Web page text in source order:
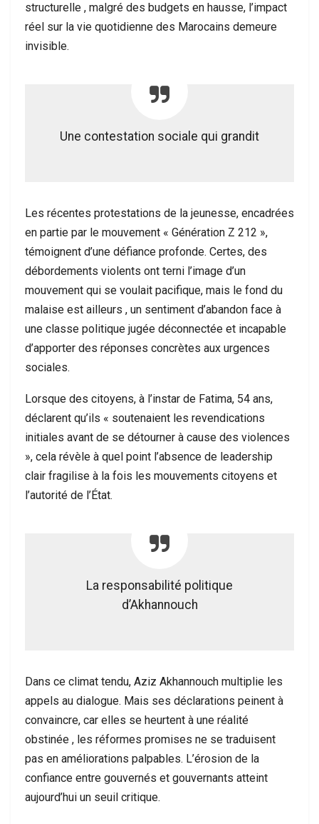
structurelle , malgré des budgets en hausse, l’impact
réel sur la vie quotidienne des Marocains demeure
invisible.
Une contestation sociale qui grandit
Les récentes protestations de la jeunesse, encadrées
en partie par le mouvement « Génération Z 212 »,
témoignent d’une défiance profonde. Certes, des
débordements violents ont terni l’image d’un
mouvement qui se voulait pacifique, mais le fond du
malaise est ailleurs , un sentiment d’abandon face à
une classe politique jugée déconnectée et incapable
d’apporter des réponses concrètes aux urgences
sociales.
Lorsque des citoyens, à l’instar de Fatima, 54 ans,
déclarent qu’ils « soutenaient les revendications
initiales avant de se détourner à cause des violences
», cela révèle à quel point l’absence de leadership
clair fragilise à la fois les mouvements citoyens et
l’autorité de l’État.
La responsabilité politique
d’Akhannouch
Dans ce climat tendu, Aziz Akhannouch multiplie les
appels au dialogue. Mais ses déclarations peinent à
convaincre, car elles se heurtent à une réalité
obstinée , les réformes promises ne se traduisent
pas en améliorations palpables. L’érosion de la
confiance entre gouvernés et gouvernants atteint
aujourd’hui un seuil critique.